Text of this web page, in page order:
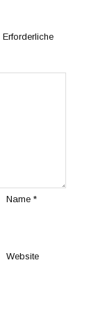
Erforderliche
Name*
Website